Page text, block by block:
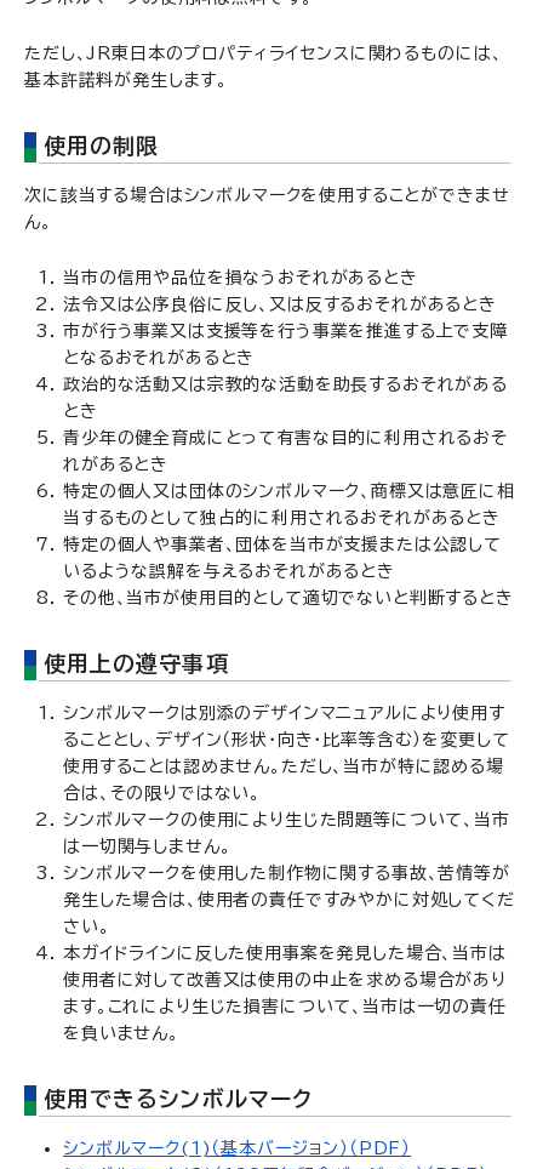
ただし、JR東日本のプロパティライセンスに関わるものには、
基本許諾料が発生します。
使用の制限
次に該当する場合はシンボルマークを使用することができませ
ん。
当市の信用や品位を損なうおそれがあるとき
法令又は公序良俗に反し、又は反するおそれがあるとき
市が行う事業又は支援等を行う事業を推進する上で支障
となるおそれがあるとき
政治的な活動又は宗教的な活動を助長するおそれがある
とき
青少年の健全育成にとって有害な目的に利用されるおそ
れがあるとき
特定の個人又は団体のシンボルマーク、商標又は意匠に相
当するものとして独占的に利用されるおそれがあるとき
特定の個人や事業者、団体を当市が支援または公認して
いるような誤解を与えるおそれがあるとき
その他、当市が使用目的として適切でないと判断するとき
使用上の遵守事項
シンボルマークは別添のデザインマニュアルにより使用す
ることとし、デザイン（形状・向き・比率等含む）を変更して
使用することは認めません。ただし、当市が特に認める場
合は、その限りではない。
シンボルマークの使用により生じた問題等について、当市
は一切関与しません。
シンボルマークを使用した制作物に関する事故、苦情等が
発生した場合は、使用者の責任ですみやかに対処してくだ
さい。
本ガイドラインに反した使用事案を発見した場合、当市は
使用者に対して改善又は使用の中止を求める場合があり
ます。これにより生じた損害について、当市は一切の責任
を負いません。
使用できるシンボルマーク
シンボルマーク(1)（基本バージョン）（PDF）